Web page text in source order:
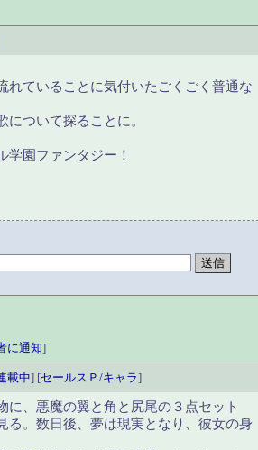
れていることに気付いたごくごく普通な
ついて探ることに。
学園ファンタジー！
に通知]
載中] [セールスＰ/キャラ]
、悪魔の翼と角と尻尾の３点セット
る。数日後、夢は現実となり、彼女の身